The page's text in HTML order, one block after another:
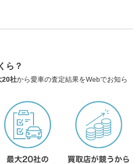
ら？
20社から愛車の査定結果をWebでお知ら